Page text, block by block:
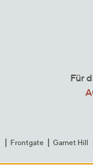
Für
Frontgate Garnet Hill